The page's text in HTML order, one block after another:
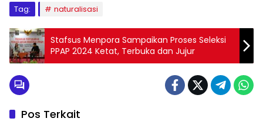
Tag: naturalisasi
Stafsus Menpora Sampaikan Proses Seleksi
PPAP 2024 Ketat, Terbuka dan Jujur
Pos Terkait